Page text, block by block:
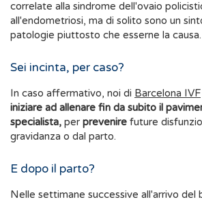
correlate alla sindrome dell'ovaio
all'endometriosi, ma di solito sono un
patologie piuttosto che esserne la causa.
Sei incinta, per caso?
In caso affermativo, noi di Barcelona IVF
iniziare ad allenare fin da subito il
specialista, per prevenire future
gravidanza o dal parto.
E dopo il parto?
Nelle settimane successive all'arrivo del